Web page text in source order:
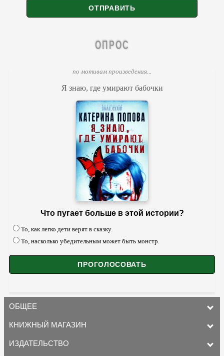
ОПРОС
по мотивам произведения...
Я знаю, где умирают бабочки
Что пугает больше в этой истории?
То, как легко дети верят в сказку.
То, насколько убедительным может быть монстр.
ОБЩЕЕ
КНИЖНЫЙ МАГАЗИН
ИЗДАТЕЛЬСТВО